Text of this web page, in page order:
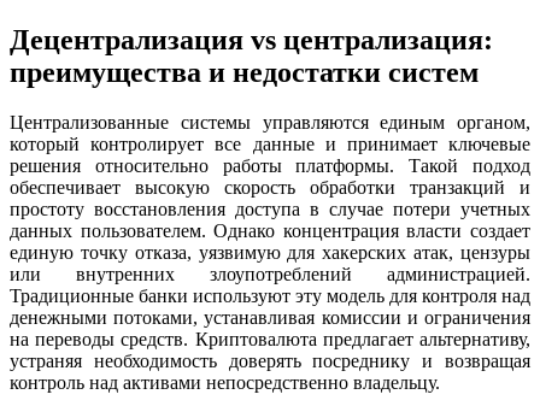
Децентрализация vs централизация:
преимущества и недостатки систем
Централизованные системы управляются единым органом,
который контролирует все данные и принимает ключевые
решения относительно работы платформы. Такой подход
обеспечивает высокую скорость обработки транзакций и
простоту восстановления доступа в случае потери учетных
данных пользователем. Однако концентрация власти создает
единую точку отказа, уязвимую для хакерских атак, цензуры
или внутренних злоупотреблений администрацией.
Традиционные банки используют эту модель для контроля над
денежными потоками, устанавливая комиссии и ограничения
на переводы средств. Криптовалюта предлагает альтернативу,
устраняя необходимость доверять посреднику и возвращая
контроль над активами непосредственно владельцу.